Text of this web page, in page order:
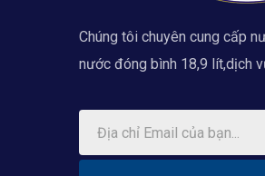
Chúng tôi chuyên cung cấp
nước đóng bình 18,9 lít,dịch